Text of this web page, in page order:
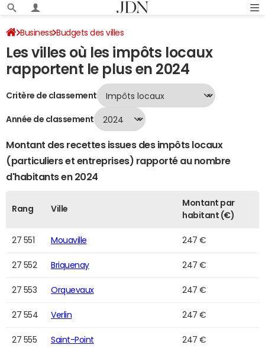
Business Budgets des villes
Classement 2024 des villes par impôts locaux Page 552
Les villes où les impôts locaux
rapportent le plus en 2024
Critère de classement
Année de classement
Montant des recettes issues des impôts locaux
(particuliers et entreprises) rapporté au nombre
d'habitants en 2024
Rang Ville
Montant par
habitant (€)
27 551 Mouaville 247 €
27 552 Briquenay 247 €
27 553 Orquevaux 247 €
27 554 Verlin 247 €
27 555 Saint-Point 247 €